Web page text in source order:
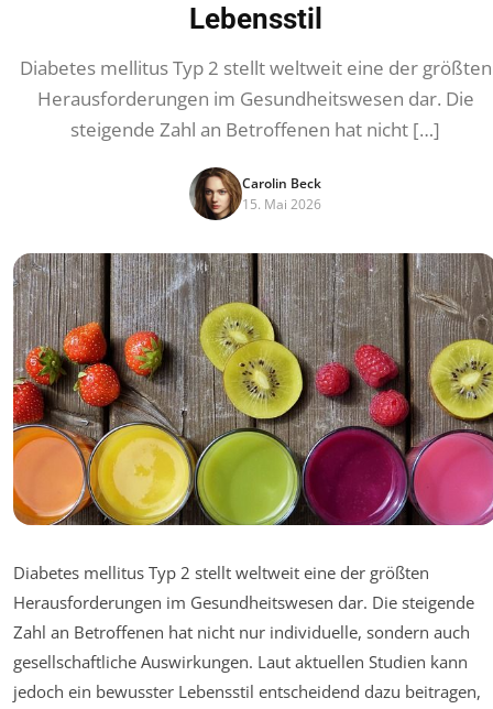
Lebensstil
Diabetes mellitus Typ 2 stellt weltweit eine der größten
Herausforderungen im Gesundheitswesen dar. Die
steigende Zahl an Betroffenen hat nicht […]
Carolin Beck
15. Mai 2026
Diabetes mellitus Typ 2 stellt weltweit eine der größten
Herausforderungen im Gesundheitswesen dar. Die steigende
Zahl an Betroffenen hat nicht nur individuelle, sondern auch
gesellschaftliche Auswirkungen. Laut aktuellen Studien kann
jedoch ein bewusster Lebensstil entscheidend dazu beitragen,